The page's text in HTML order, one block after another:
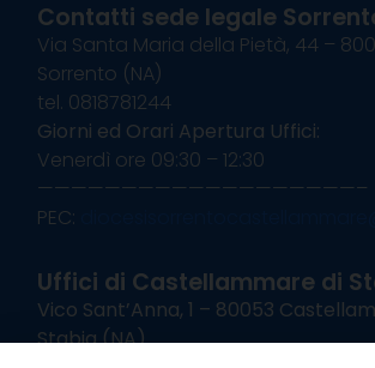
Contatti sede legale
Via Santa Maria della Pietà, 44 –
Sorrento (NA)
tel. 0818781244
Giorni ed Orari Apertura Uffici:
Venerdì ore 09:30 – 12:30
———————————————————–
PEC:
Uffici di Castellammare di
Vico Sant’Anna, 1 – 80053
Stabia (NA)